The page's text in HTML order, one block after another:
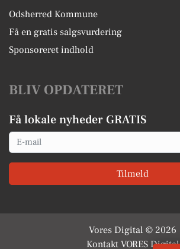
Odsherred Kommune
Få en gratis salgsvurdering
Sponsoreret indhold
BLIV OPDATERET
Få lokale nyheder GRATIS
Email
Tilmeld
Vores Digital © 2026
Kontakt VORES Digital